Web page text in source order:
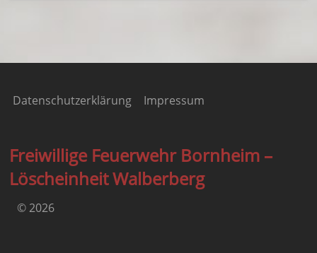
Datenschutzerklärung Impressum
Freiwillige Feuerwehr Bornheim –
Löscheinheit Walberberg
© 2026